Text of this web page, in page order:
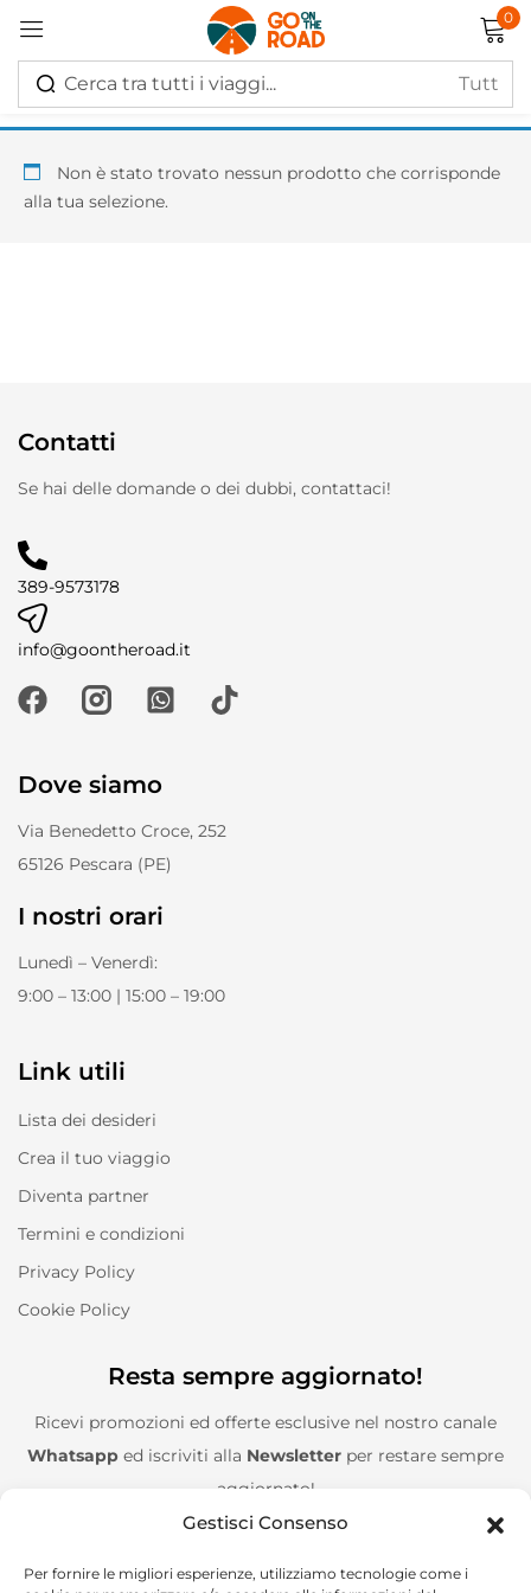
Gestisci Consenso
Per fornire le migliori esperienze, utilizziamo tecnologie come i
0
Non è stato trovato nessun prodotto che corrisponde
alla tua selezione.
Contatti
Se hai delle domande o dei dubbi, contattaci!
389-9573178
info@goontheroad.it
Dove siamo
Via Benedetto Croce, 252
65126 Pescara (PE)
I nostri orari
Lunedì – Venerdì:
9:00 – 13:00 | 15:00 – 19:00
Link utili
Lista dei desideri
Crea il tuo viaggio
Diventa partner
Termini e condizioni
Privacy Policy
Cookie Policy
Resta sempre aggiornato!
Ricevi promozioni ed offerte esclusive nel nostro canale
Whatsapp ed iscriviti alla Newsletter per restare sempre
aggiornato!
Accedi